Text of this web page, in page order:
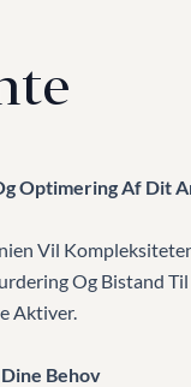
Optimering Af Dit
Vil
Og Bistand
Aktiver.
Behov